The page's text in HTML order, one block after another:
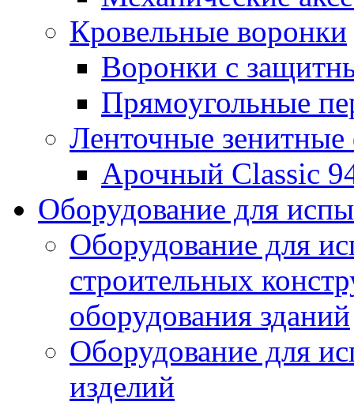
Кровельные воронки
Воронки с
Прямоугольные
Ленточные
Арочный Classic
Оборудование для
Оборудование для
строительных
оборудования зданий
Оборудование для
изделий